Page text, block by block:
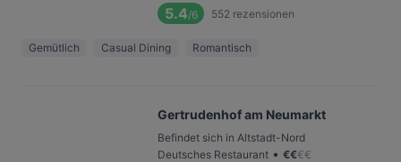
5.4/6 552 rezensionen
Gemütlich Casual Dining Romantisch
Gertrudenhof am Neumarkt
Befindet sich in Altstadt-Nord
Deutsches Restaurant • €€€€